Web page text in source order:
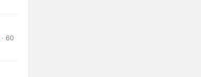
· 60